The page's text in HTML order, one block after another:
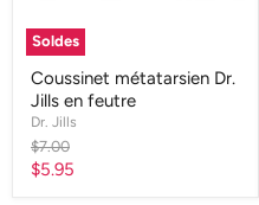
Soldes
Coussinet métatarsien Dr.
Jills en feutre
Dr. Jills
Prix
d'origine
$7.00
Prix
$5.95